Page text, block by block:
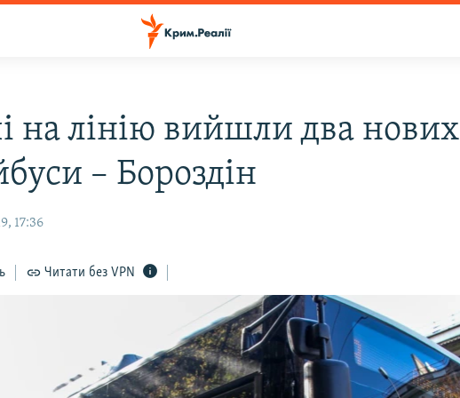
на лінію вийшли два нових
– Бороздін
17:36
Читати без VPN